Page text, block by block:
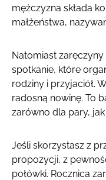
mężczyzna składa
małżeństwa,
Natomiast
spotkanie, które
rodziny i przyjaciół.
radosną nowinę. To
zarówno dla pary,
Jeśli skorzystasz z
propozycji, z
połówki. Rocznica